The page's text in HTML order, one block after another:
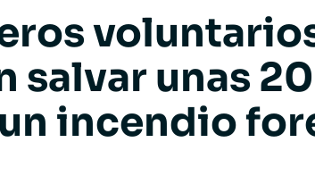
salvar unas
un incendio